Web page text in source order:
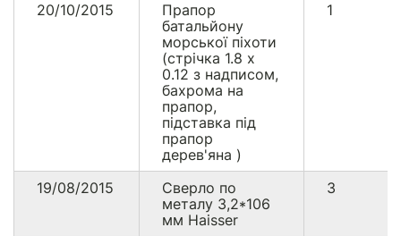
20/10/2015
Прапор
батальйону
морської піхоти
(стрічка 1.8 х
0.12 з надписом,
бахрома на
прапор,
підставка під
прапор
дерев'яна )
1
19/08/2015
Сверло по
металу 3,2*106
мм Haisser
3